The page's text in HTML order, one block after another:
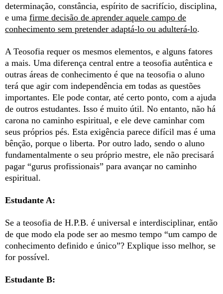
determinação, constância, espírito de sacrifício, disciplina,
e uma firme decisão de aprender aquele campo de
conhecimento sem pretender adaptá-lo ou adulterá-lo.
A Teosofia requer os mesmos elementos, e alguns fatores
a mais. Uma diferença central entre a teosofia autêntica e
outras áreas de conhecimento é que na teosofia o aluno
terá que agir com independência em todas as questões
importantes. Ele pode contar, até certo ponto, com a ajuda
de outros estudantes. Isso é muito útil. No entanto, não há
carona no caminho espiritual, e ele deve caminhar com
seus próprios pés. Esta exigência parece difícil mas é uma
bênção, porque o liberta. Por outro lado, sendo o aluno
fundamentalmente o seu próprio mestre, ele não precisará
pagar “gurus profissionais” para avançar no caminho
espiritual.
Estudante A:
Se a teosofia de H.P.B. é universal e interdisciplinar, então
de que modo ela pode ser ao mesmo tempo “um campo de
conhecimento definido e único”? Explique isso melhor, se
for possível.
Estudante B: